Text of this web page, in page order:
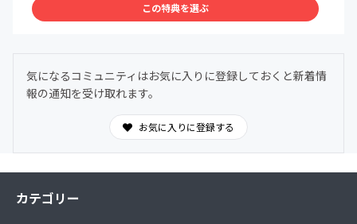
この特典を選ぶ
気になるコミュニティはお気に入りに登録しておくと新着情
報の通知を受け取れます。
お気に入りに登録する
カテゴリー